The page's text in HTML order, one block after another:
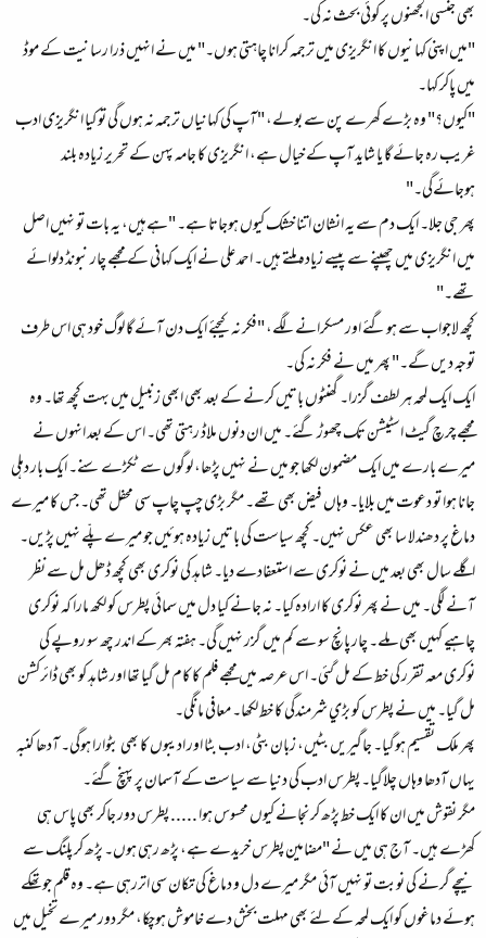
بھی جنسی الجھنوں پر کوئی بحث نہ کی۔
"میں اپنی کہانیوں کا انگریزی میں ترجمہ کرانا چاہتی ہوں۔" میں نے انہیں ذرا رسانیت کے موڈ
میں پاکر کہا۔
"کیوں؟" وہ بڑے کھرے پن سے بولے، "آپ کی کہانیاں ترجمہ نہ ہوں گی تو کیا انگریزی ادب
غریب رہ جائے گا یا شاید آپ کے خیال ہے، انگریزی کا جامہ پہن کے تحریر زیادہ بلند
ہوجائےگی۔"
پھر جی جلا۔ ایک دم سے یہ انشان اتنا خشک کیوں ہوجاتا ہے۔ "ہےہیں، یہ بات تو نہیں اصل
میں انگریزی میں چھپنے سے پیسے زیادہ ملتے ہیں۔ احمد علی نے ایک کہانی کے مجھے چار نبونڈ دلوائے
تھے۔"
کچھ لاجواب سے ہوگئے اور مسکرانے لگے، "فکر نہ کیجئے ایک دن آئے گا لوگ خود ہی اس طرف
توجہ دیں گے۔" پھر میں نے فکر نہ کی۔
ایک ایک لمحہ ہر لطف گزرا۔ گھنٹوں باتیں کرنے کے بعد بھی ابھی زنبیل میں بہت کچھ تھا۔ وہ
مجھے چرچ گیٹ اسٹیشن تک چھوڑ گئے۔ میں ان دنوں ملاڈ رہتی تھی۔ اس کے بعد انہوں نے
میرے بارے میں ایک مضمون لکھا جو میں نے نہیں پڑھا، لوگوں سے ٹکڑے سنے۔ ایک بار دہلی
جانا ہوا تو دعوت میں بلایا۔ وہاں فیض بھی تھے۔ مگر بڑی چپ چاپ سی محفل تھی۔ جس کا میرے
دماغ پر دھندلا سا بھی عکس نہیں۔ کچھ سیاست کی باتیں زیادہ ہوئیں جو میرے پلّے نہیں پڑیں۔
اگلے سال بھی بعد میں نے نوکری سے استعفادے دیا۔ شاہد کی نوکری بھی کچھ ڈھل مل سے نظر
آنے لگی۔ میں نے پھر نوکری کا ارادہ کیا۔ نہ جانے کیا دل میں سمائی پطرس کو لکھ مارا کہ نوکری
چاہیے کہیں بھی ملے۔ چار پانچ سو سے کم میں گزر نہیں گی۔ ہفتہ بھر کے اندر چھ سو روپے کی
نوکری معہ تقرر کی خط کے مل گئی۔ اس عرصہ میں مجھے فلم کا کام مل گیا تھا اور شاہد کو بھی ڈائرکشن
مل گیا۔ میں نے پطرس کو بڑي شرمندگی کا خط لکھا۔ معافی مانگی۔
پھر ملک تقسیم ہوگیا۔ جاگیریں بٹیں، زبان بٹی، ادب بٹا اور ادیبوں کا بھی بٹوارا ہوگی۔ آدھا کنبہ
یہاں آدھا وہاں چلاگیا۔ پطرس ادب کی دنیا سے سیاست کے آسمان پر پہنچ گئے۔
مگر نقوش میں ان کا ایک خط پڑھ کر نجانے کیوں محسوس ہوا ..... پطرس دور جاکر بھی پاس ہی
کھڑے ہیں۔ آج ہی میں نے "مضامین پطرس خریدے ہے، پڑھ رہی ہوں۔ پڑھ کر پلنگ سے
نیچے گرنے کی نوبت تو نہیں آئی مگر میرے دل و دماغ کی تکان سی اتررہی ہے۔ وہ قلم جو تھکے
ہوئے دماغوں کو ایک لمحہ کے لئے بھی مہلت بخش دے خاموش ہوچکا، مگر دور میرے تخیل میں